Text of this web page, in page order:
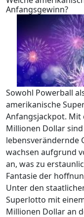
Anfangsgewinn?
Sowohl Powerball
amerikanische
Anfangsjackpot. Mit
Millionen Dollar
lebensverändernde
wachsen aufgrund
an, was zu
Fantasie der
Unter den
Superlotto mit
Millionen Dollar an